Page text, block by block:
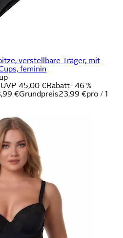
verstellbare Träger, mit
feminin
UVP 45,00 €Rabatt- 46 %
€Grundpreis23,99 €pro / 1